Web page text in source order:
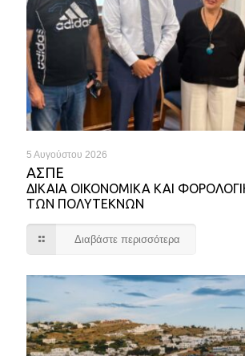
5 Αυγούστου 2026
ΑΣΠΕ
ΔΙΚΑΙΑ ΟΙΚΟΝΟΜΙΚΑ ΚΑΙ
ΤΩΝ ΠΟΛΥΤΕΚΝΩΝ
Διαβάστε περισσότερα